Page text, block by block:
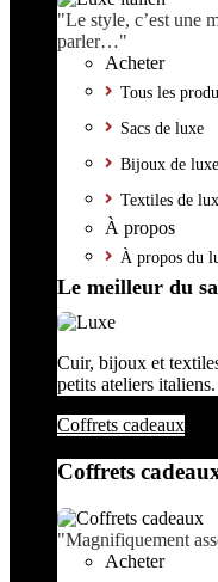
"Le style, c’est une
parler…"
Acheter
Tous les
Sacs de luxe
Bijoux de luxe
Textiles de
À propos
À propos du
Le meilleur du
Cuir, bijoux et
petits ateliers italiens.
Coffrets cadeaux
Coffrets
"Magnifiquement
Acheter